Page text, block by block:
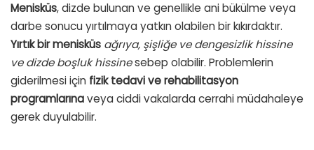
Menisküs, dizde bulunan ve genellikle ani bükülme veya
darbe sonucu yırtılmaya yatkın olabilen bir kıkırdaktır.
Yırtık bir menisküs ağrıya, şişliğe ve dengesizlik hissine
ve dizde boşluk hissinesebep olabilir. Problemlerin
giderilmesi için fizik tedavi ve rehabilitasyon
programlarınaveya ciddi vakalarda cerrahi müdahaleye
gerek duyulabilir.